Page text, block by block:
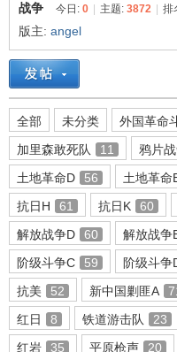
连
环
» › ›
战争 今日: 0 主题: 3872 排
版主: angel
全部 未分类 外国革命
加里森敢死队
11 鸦片
土地革命D
56 土地革命
抗日H
61 抗日K 60
解放战争D
60 解放战争
阶级斗争C
59 阶级斗争
抗美
52 新中国剿匪A
红日
8 铁道游击队 23
红岩
35 平原枪声 20